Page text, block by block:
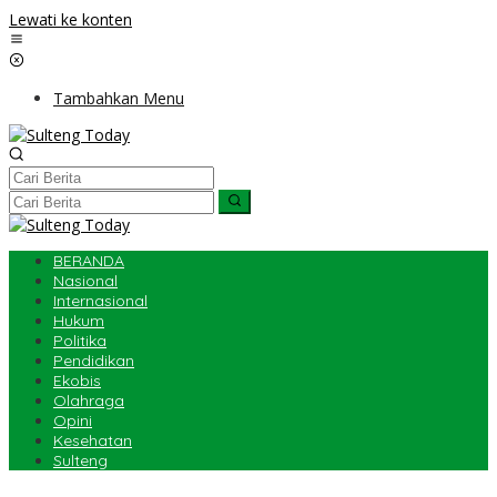
Lewati ke konten
Tambahkan Menu
BERANDA
Nasional
Internasional
Hukum
Politika
Pendidikan
Ekobis
Olahraga
Opini
Kesehatan
Sulteng